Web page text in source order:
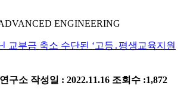
ENGINEERING
교부금 축소 수단된 ‘고등․평생교육지원
구소 작성일 : 2022.11.16 조회수 :1,872